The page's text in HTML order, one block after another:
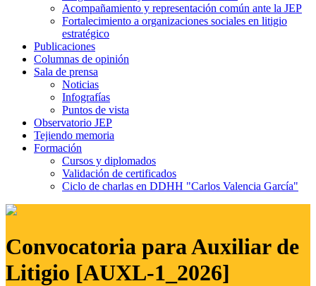
Acompañamiento y representación común ante la JEP
Fortalecimiento a organizaciones sociales en litigio
estratégico
Publicaciones
Columnas de opinión
Sala de prensa
Noticias
Infografías
Puntos de vista
Observatorio JEP
Tejiendo memoria
Formación
Cursos y diplomados
Validación de certificados
Ciclo de charlas en DDHH "Carlos Valencia García"
Convocatoria para Auxiliar de
Litigio [AUXL-1_2026]